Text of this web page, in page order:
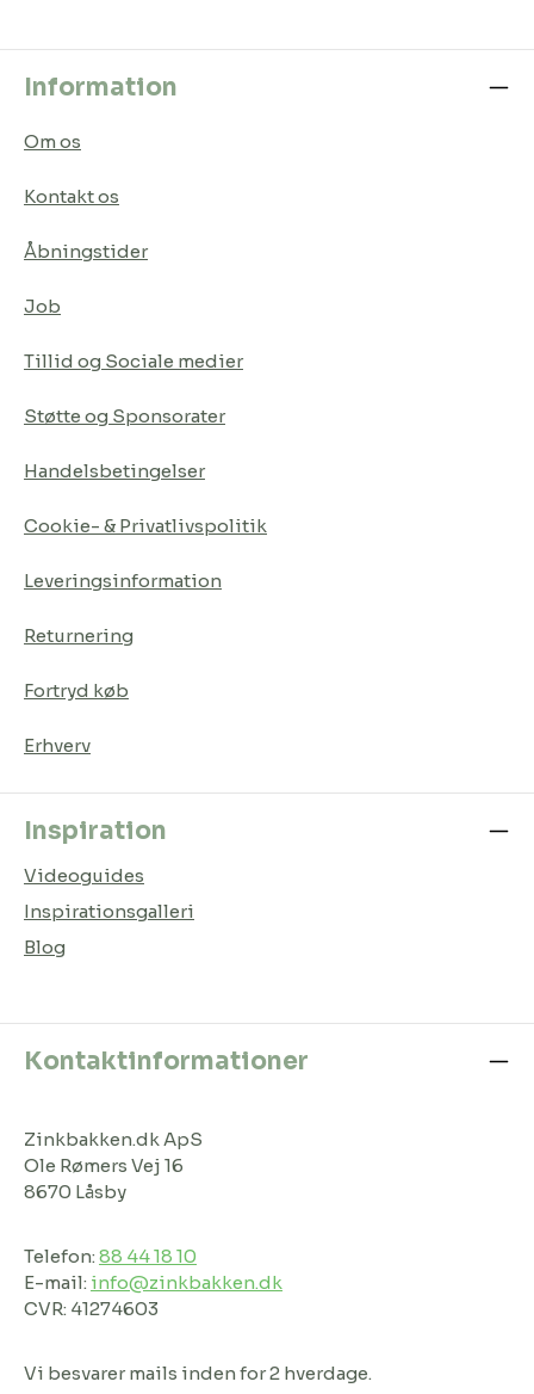
Information
Om os
Kontakt os
Åbningstider
Job
Tillid og Sociale medier
Støtte og Sponsorater
Handelsbetingelser
Cookie- & Privatlivspolitik
Leveringsinformation
Returnering
Fortryd køb
Erhverv
Inspiration
Videoguides
Inspirationsgalleri
Blog
Kontaktinformationer
Zinkbakken.dk ApS
Ole Rømers Vej 16
8670 Låsby
Telefon: 88 44 18 10
E-mail: info@zinkbakken.dk
CVR: 41274603
Vi besvarer mails inden for 2 hverdage.